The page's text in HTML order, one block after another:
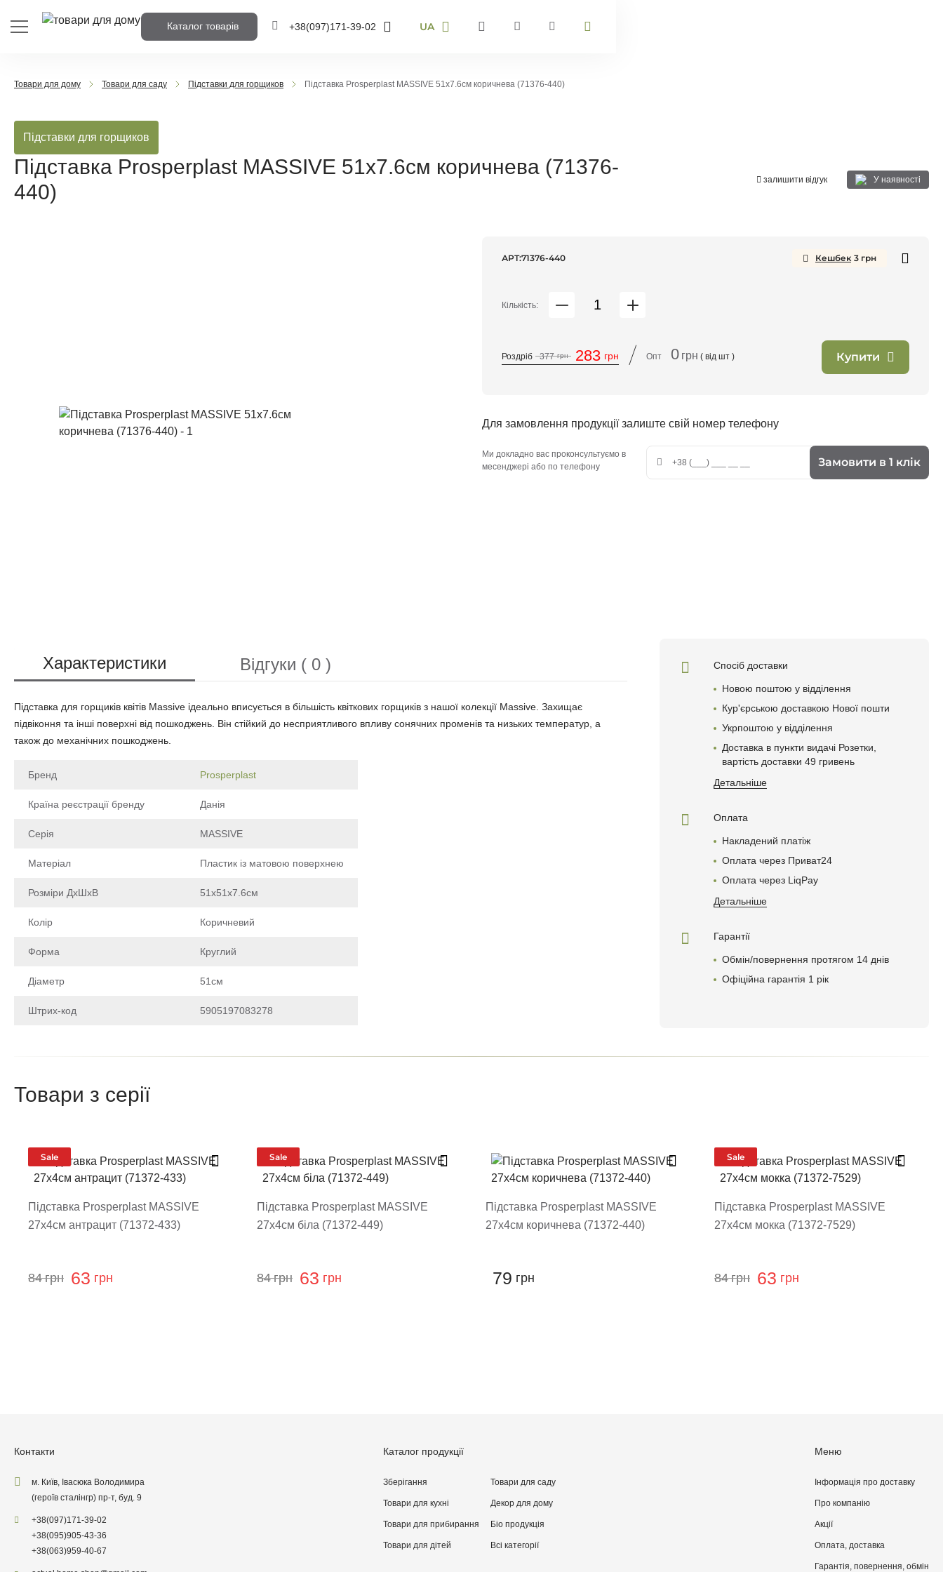
Каталог товарів +38(097)171-39-02
UA
EN
Товари для дому Товари для саду Підставки для горщиков Підставка Prosperplast MASSIVE 51х7.6см коричнева (71376-440)
Підставки для горщиков
Підставка Prosperplast MASSIVE 51х7.6см коричнева (71376-
440)
залишити відгук У наявності
АРТ:71376-440 Кешбек 3 грн
Кількість:
Роздріб 377 грн 283 грн / Опт 0 грн ( від шт ) Купити
Для замовлення продукції залиште свій номер телефону
Ми докладно вас проконсультуємо в
месенджері або по телефону
Замовити в 1 клік
Характеристики Відгуки ( 0 )
Підставка для горщиків квітів Massive ідеально вписується в більшість квіткових горщиків з нашої колекції Massive. Захищає
підвіконня та інші поверхні від пошкоджень. Він стійкий до несприятливого впливу сонячних променів та низьких температур, а
також до механічних пошкоджень.
Бренд Prosperplast
Країна реєстрації бренду Данія
Серія MASSIVE
Матеріал Пластик із матовою поверхнею
Розміри ДхШхВ 51х51х7.6см
Колір Коричневий
Форма Круглий
Діаметр 51см
Штрих-код
5905197083278
Поставте оцінку товару
Спосіб доставки
Новою поштою у відділення
Кур'єрською доставкою Нової пошти
Укрпоштою у відділення
Доставка в пункти видачі Розетки,
вартість доставки 49 гривень
Детальніше
Оплата
Накладений платіж
Оплата через Приват24
Оплата через LiqPay
Детальніше
Гарантії
Обмін/повернення протягом 14 днів
Офіційна гарантія 1 рік
Товари з серії
Sale
Підставка Prosperplast MASSIVE
27х4см антрацит (71372-433)
84 грн 63 грн
Sale
Підставка Prosperplast MASSIVE
27х4см біла (71372-449)
84 грн 63 грн
Підставка Prosperplast MASSIVE
27х4см коричнева (71372-440)
79 грн
Sale
Підставка Prosperplast MASSIVE
27х4см мокка (71372-7529)
84 грн 63 грн
Контакти
м. Київ, Івасюка Володимира
(героїв сталінгр) пр-т, буд. 9
+38(097)171-39-02
+38(095)905-43-36
+38(063)959-40-67
Каталог продукції
Зберігання
Товари для кухні
Товари для прибирання
Товари для дітей
Товари для саду
Декор для дому
Бiо продукція
Всі категорії
Меню
Інформація про доставку
Про компанiю
Акції
Оплата, доставка
Гарантія, повернення, обмін